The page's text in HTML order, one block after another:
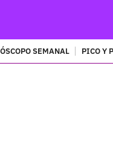
SEMANAL PICO Y